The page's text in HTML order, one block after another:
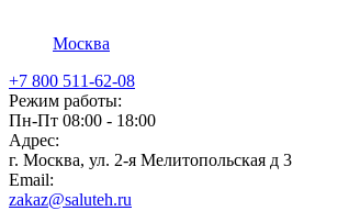
Москва
+7 800 511-62-08
Режим работы:
Пн-Пт 08:00 - 18:00
Адрес:
г. Москва, ул. 2-я Мелитопольская д 3
Email:
zakaz@saluteh.ru